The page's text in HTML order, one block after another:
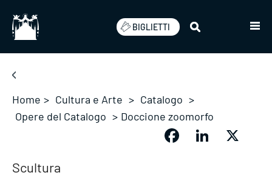
BIGLIETTI
Home > Cultura e Arte > Catalogo >
Opere del Catalogo > Doccione zoomorfo
FacebookLinkedIn
Scultura